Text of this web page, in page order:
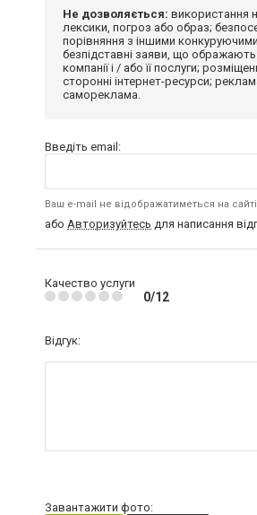
Не дозволяється: використання
лексики, погроз або образ;
порівняння з іншими
безпідставні заяви, що ображають
компанії і / або її послуги;
сторонні інтернет-ресурси;
самореклама.
Введіть email:
Ваш e-mail не відображатиметься на сайті
або Авторизуйтесь для написання
Качество услуги
0/12
Відгук:
Завантажити фото: